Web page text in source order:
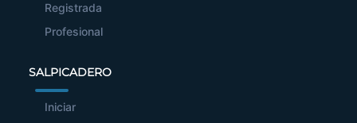
Registrada
Profesional
SALPICADERO
Iniciar